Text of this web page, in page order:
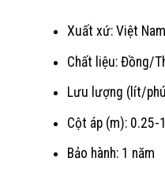
Xuất xứ: Việt
Chất liệu: Đồng/
Lưu lượng (lít/
Cột áp (m): 0.25-
Bảo hành: 1 năm